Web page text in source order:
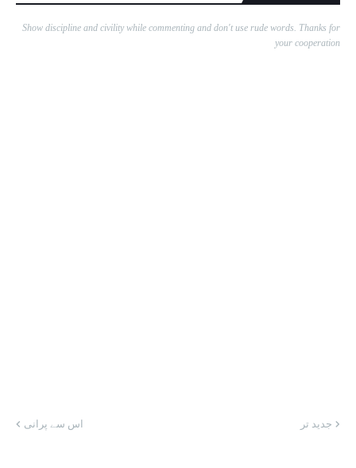
Show discipline and civility while commenting and don't use rude words. Thanks for
your cooperation
جدید تر اس سے پرانی